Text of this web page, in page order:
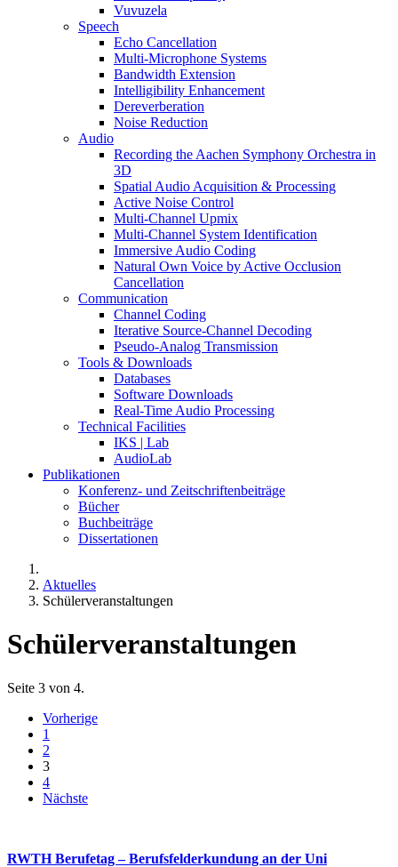
Vuvuzela
Speech
Echo Cancellation
Multi-Microphone Systems
Bandwidth Extension
Intelligibility Enhancement
Dereverberation
Noise Reduction
Audio
Recording the Aachen Symphony Orchestra in
3D
Spatial Audio Acquisition & Processing
Active Noise Control
Multi-Channel Upmix
Multi-Channel System Identification
Immersive Audio Coding
Natural Own Voice by Active Occlusion
Cancellation
Communication
Channel Coding
Iterative Source-Channel Decoding
Pseudo-Analog Transmission
Tools & Downloads
Databases
Software Downloads
Real-Time Audio Processing
Technical Facilities
IKS | Lab
AudioLab
Publikationen
Konferenz- und Zeitschriftenbeiträge
Bücher
Buchbeiträge
Dissertationen
Aktuelles
Schülerveranstaltungen
Schülerveranstaltungen
Seite 3 von 4.
Vorherige
1
2
3
4
Nächste
RWTH Berufetag – Berufsfelderkundung an der Uni